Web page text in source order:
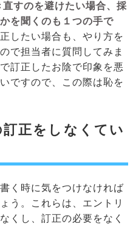
すのを避けたい場合、採
を聞くのも１つの手で
したい場合も、やり方を
で担当者に質問してみま
訂正したお陰で印象を悪
ですので、この際は恥を
正をしなくてい
く時に気をつけなければ
う。これらは、エントリ
くし、訂正の必要をなく